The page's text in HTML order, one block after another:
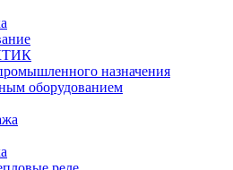
назначения
оборудованием